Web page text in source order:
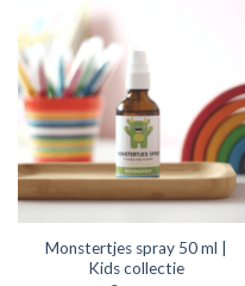
Monstertjes spray 50 ml |
Kids collectie